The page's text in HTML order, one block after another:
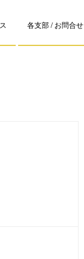
各支部 / お問合せ